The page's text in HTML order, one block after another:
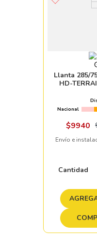
Llanta 285/
HD-
Nacional
$9940
Envío e
Cantidad